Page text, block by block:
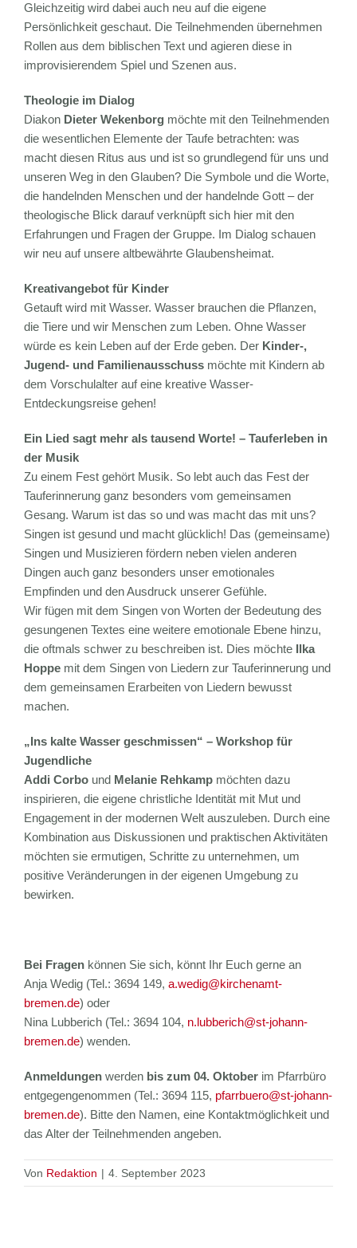
Gleichzeitig wird dabei auch neu auf die eigene
Persönlichkeit geschaut. Die Teilnehmenden übernehmen
Rollen aus dem biblischen Text und agieren diese in
improvisierendem Spiel und Szenen aus.
Theologie im Dialog
Diakon Dieter Wekenborg möchte mit den Teilnehmenden
die wesentlichen Elemente der Taufe betrachten: was
macht diesen Ritus aus und ist so grundlegend für uns und
unseren Weg in den Glauben? Die Symbole und die Worte,
die handelnden Menschen und der handelnde Gott – der
theologische Blick darauf verknüpft sich hier mit den
Erfahrungen und Fragen der Gruppe. Im Dialog schauen
wir neu auf unsere altbewährte Glaubensheimat.
Kreativangebot für Kinder
Getauft wird mit Wasser. Wasser brauchen die Pflanzen,
die Tiere und wir Menschen zum Leben. Ohne Wasser
würde es kein Leben auf der Erde geben. Der Kinder-,
Jugend- und Familienausschuss möchte mit Kindern ab
dem Vorschulalter auf eine kreative Wasser-
Entdeckungsreise gehen!
Ein Lied sagt mehr als tausend Worte! – Tauferleben in
der Musik
Zu einem Fest gehört Musik. So lebt auch das Fest der
Tauferinnerung ganz besonders vom gemeinsamen
Gesang. Warum ist das so und was macht das mit uns?
Singen ist gesund und macht glücklich! Das (gemeinsame)
Singen und Musizieren fördern neben vielen anderen
Dingen auch ganz besonders unser emotionales
Empfinden und den Ausdruck unserer Gefühle.
Wir fügen mit dem Singen von Worten der Bedeutung des
gesungenen Textes eine weitere emotionale Ebene hinzu,
die oftmals schwer zu beschreiben ist. Dies möchte Ilka
Hoppe mit dem Singen von Liedern zur Tauferinnerung und
dem gemeinsamen Erarbeiten von Liedern bewusst
machen.
„Ins kalte Wasser geschmissen“ – Workshop für
Jugendliche
Addi Corbo und Melanie Rehkamp möchten dazu
inspirieren, die eigene christliche Identität mit Mut und
Engagement in der modernen Welt auszuleben. Durch eine
Kombination aus Diskussionen und praktischen Aktivitäten
möchten sie ermutigen, Schritte zu unternehmen, um
positive Veränderungen in der eigenen Umgebung zu
bewirken.
Bei Fragen können Sie sich, könnt Ihr Euch gerne an
Anja Wedig (Tel.: 3694 149, a.wedig@kirchenamt-
bremen.de) oder
Nina Lubberich (Tel.: 3694 104, n.lubberich@st-johann-
bremen.de) wenden.
Anmeldungen werden bis zum 04. Oktober im Pfarrbüro
entgegengenommen (Tel.: 3694 115, pfarrbuero@st-johann-
bremen.de). Bitte den Namen, eine Kontaktmöglichkeit und
das Alter der Teilnehmenden angeben.
Von Redaktion | 4. September 2023